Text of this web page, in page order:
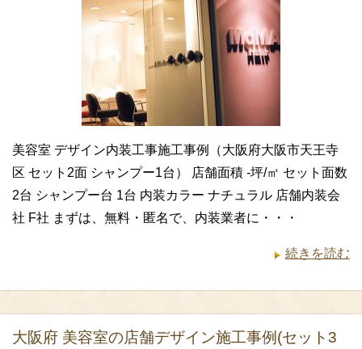
美容室 デザイン内装工事施工事例（大阪府大阪市天王寺
区 セット2面 シャンプー1台） 店舗面積 -坪/㎡ セット面数
2台 シャンプー台 1台 内装カラー ナチュラル 店舗内装会
社 F社 まずは、無料・匿名で、内装業者に・・・
続きを読む
大阪府 美容室の店舗デザイン施工事例(セット3